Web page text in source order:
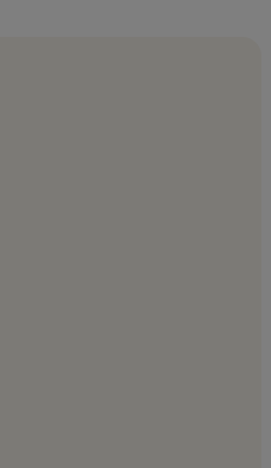
nelle vicinanze
house
hotel nelle vicinanze
vicinanze
hotel nelle vicinanze
a Forcella: hotel nelle